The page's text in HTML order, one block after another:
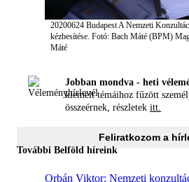
20200624 Budapest A Nemzeti
kézbesítése. Fotó: Bach Máté (BPM)
Máté
Jobban mondva - heti
kiemelt témáihoz fűzött
összeérnek, részletek itt.
Feliratkozom a
További Belföld híreink
Orbán Viktor: Nemzeti